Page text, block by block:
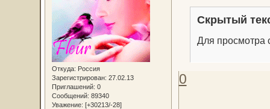
Откуда: Россия
Зарегистрирован: 27.02.13
Приглашений: 0
Сообщений: 89340
Уважение: [+30213/-28]
Скрытый
Для просмотра
0